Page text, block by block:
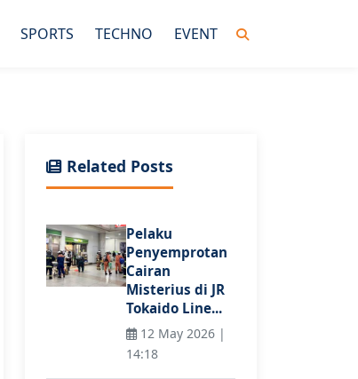
SPORTS TECHNO EVENT
Related Posts
Pelaku
Penyemprotan
Cairan
Misterius di JR
Tokaido Line...
12 May 2026 |
14:18